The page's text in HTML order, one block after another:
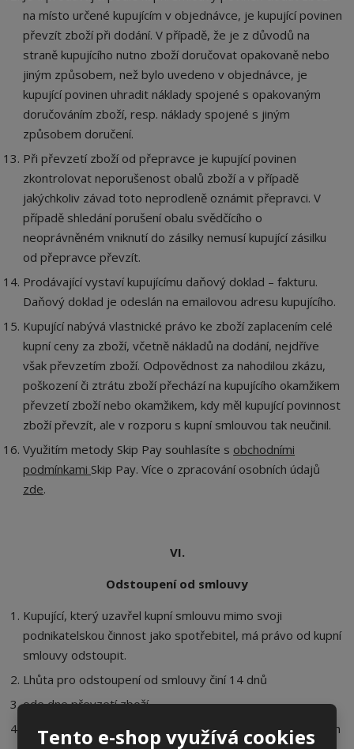
Tento e-shop využívá cookies
na místo určené kupujícím v objednávce, je kupující povinen
převzít zboží při dodání. V případě, že je z důvodů na
straně kupujícího nutno zboží doručovat opakovaně nebo
jiným způsobem, než bylo uvedeno v objednávce, je
kupující povinen uhradit náklady spojené s opakovaným
doručováním zboží, resp. náklady spojené s jiným
způsobem doručení.
Při převzetí zboží od přepravce je kupující povinen
zkontrolovat neporušenost obalů zboží a v případě
jakýchkoliv závad toto neprodleně oznámit přepravci. V
případě shledání porušení obalu svědčícího o
neoprávněném vniknutí do zásilky nemusí kupující zásilku
od přepravce převzít.
Prodávající vystaví kupujícímu daňový doklad – fakturu.
Daňový doklad je odeslán na emailovou adresu kupujícího.
Kupující nabývá vlastnické právo ke zboží zaplacením celé
kupní ceny za zboží, včetně nákladů na dodání, nejdříve
však převzetím zboží. Odpovědnost za nahodilou zkázu,
poškození či ztrátu zboží přechází na kupujícího okamžikem
převzetí zboží nebo okamžikem, kdy měl kupující povinnost
zboží převzít, ale v rozporu s kupní smlouvou tak neučinil.
Využitím metody Skip Pay souhlasíte s obchodními
podmínkami Skip Pay. Více o zpracování osobních údajů
zde.
VI.
Odstoupení od smlouvy
Kupující, který uzavřel kupní smlouvu mimo svoji
podnikatelskou činnost jako spotřebitel, má právo od kupní
smlouvy odstoupit.
Lhůta pro odstoupení od smlouvy činí 14 dnů
ode dne převzetí zboží,
ode dne převzetí poslední dodávky zboží, je-li předmětem